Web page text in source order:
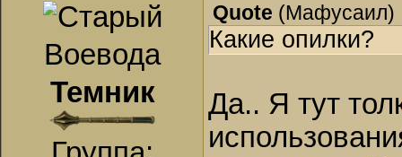
Воевода
Темник
Quote (Мафусаил)
Какие опилки?
Да.. Я тут